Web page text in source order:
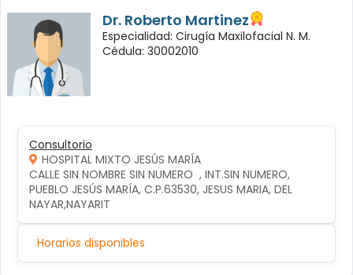
Dr. Roberto Martinez
Especialidad: Cirugía Maxilofacial N. M.
Cédula: 30002010
Consultorio
HOSPITAL MIXTO JESÚS MARÍA
CALLE SIN NOMBRE SIN NUMERO  , INT.SIN NUMERO,
PUEBLO JESÚS MARÍA, C.P.63530, JESUS MARIA, DEL
NAYAR,NAYARIT
Horarios disponibles